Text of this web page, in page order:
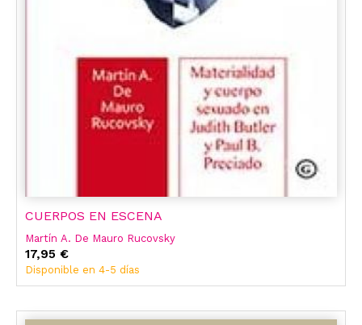
CUERPOS EN ESCENA
Martín A. De Mauro Rucovsky
17,95 €
Disponible en 4-5 días